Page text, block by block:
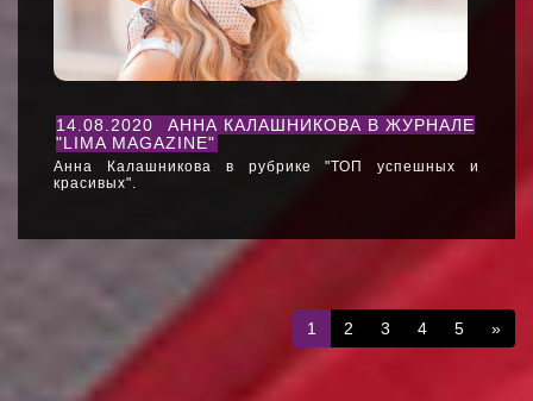
14.08.2020
АННА КАЛАШНИКОВА В ЖУРНАЛЕ
"LIMA MAGAZINE"
Анна Калашникова в рубрике "ТОП успешных и
красивых".
1 2 3 4 5 »